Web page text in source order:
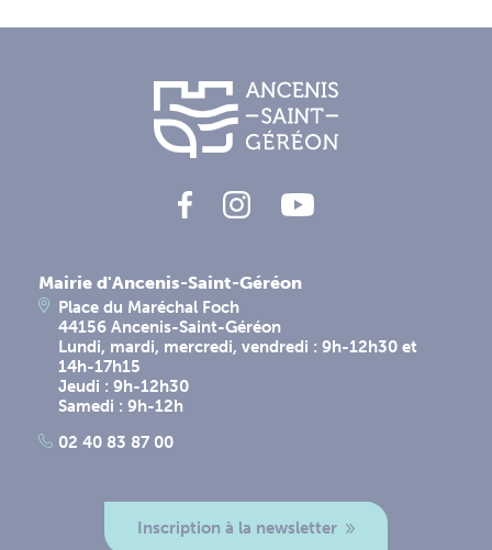
Mairie d'Ancenis-Saint-Géréon
Place du Maréchal Foch
44156 Ancenis-Saint-Géréon
Lundi, mardi, mercredi, vendredi : 9h-12h30 et
14h-17h15
Jeudi : 9h-12h30
Samedi : 9h-12h
02 40 83 87 00
Inscription à la newsletter